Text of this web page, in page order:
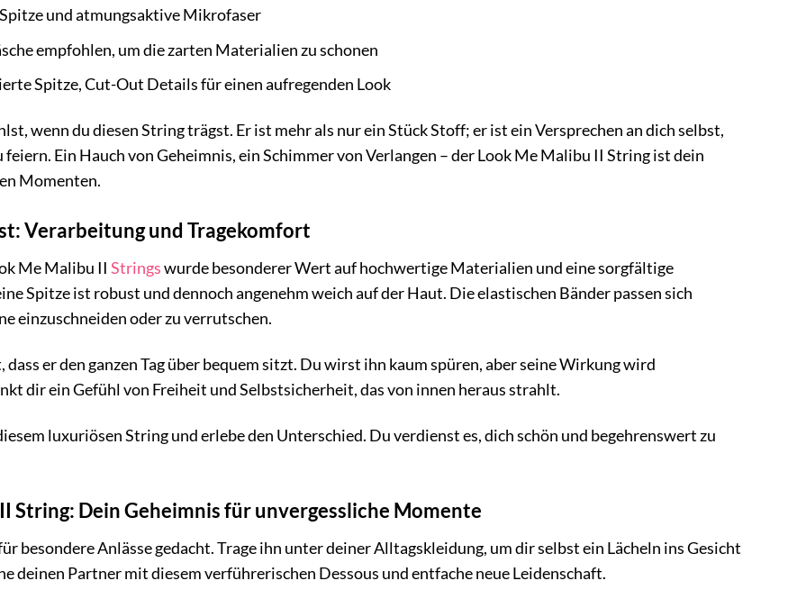
und atmungsaktive Mikrofaser
empfohlen, um die zarten Materialien zu schonen
Spitze, Cut-Out Details für einen aufregenden Look
wenn du diesen String trägst. Er ist mehr als nur ein Stück Stoff; er ist ein Versprechen an dich selbst,
feiern. Ein Hauch von Geheimnis, ein Schimmer von Verlangen – der Look Me Malibu II String ist dein
Momenten.
Verarbeitung und Tragekomfort
Me Malibu II Stringswurde besonderer Wert auf hochwertige Materialien und eine sorgfältige
Spitze ist robust und dennoch angenehm weich auf der Haut. Die elastischen Bänder passen sich
einzuschneiden oder zu verrutschen.
er den ganzen Tag über bequem sitzt. Du wirst ihn kaum spüren, aber seine Wirkung wird
dir ein Gefühl von Freiheit und Selbstsicherheit, das von innen heraus strahlt.
luxuriösen String und erlebe den Unterschied. Du verdienst es, dich schön und begehrenswert zu
String: Dein Geheimnis für unvergessliche Momente
besondere Anlässe gedacht. Trage ihn unter deiner Alltagskleidung, um dir selbst ein Lächeln ins Gesicht
deinen Partner mit diesem verführerischen Dessous und entfache neue Leidenschaft.